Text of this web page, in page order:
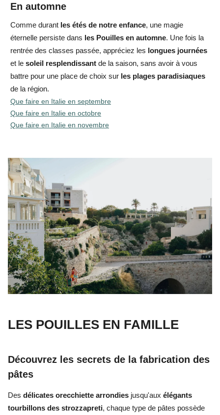
En automne
Comme durant les étés de notre enfance, une magie
éternelle persiste dans les Pouilles en automne. Une fois la
rentrée des classes passée, appréciez les longues journées
et le soleil resplendissant de la saison, sans avoir à vous
battre pour une place de choix sur les plages paradisiaques
de la région.
Que faire en Italie en septembre
Que faire en Italie en octobre
Que faire en Italie en novembre
LES POUILLES EN FAMILLE
Découvrez les secrets de la fabrication des
pâtes
Des délicates orecchiette arrondies jusqu'aux élégants
tourbillons des strozzapreti, chaque type de pâtes possède